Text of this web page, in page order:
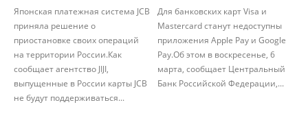
Японская платежная система JCB
приняла решение о
приостановке своих операций
на территории России.Как
сообщает агентство JIJI,
выпущенные в России карты JCB
не будут поддерживаться...
Для банковских карт Visa и
Mastercard станут недоступны
приложения Apple Pay и Google
Pay.Об этом в воскресенье, 6
марта, сообщает Центральный
Банк Российской Федерации,...